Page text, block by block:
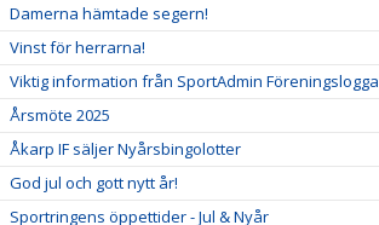
Damerna hämtade segern!
Vinst för herrarna!
Viktig information från SportAdmin Föreningslogga
Årsmöte 2025
Åkarp IF säljer Nyårsbingolotter
God jul och gott nytt år!
Sportringens öppettider - Jul & Nyår